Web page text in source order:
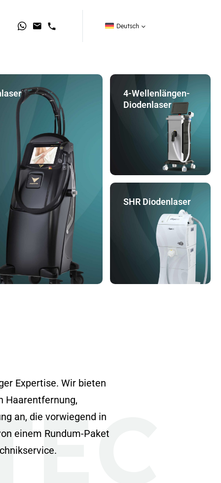
Deutsch
4-Wellenlängen-
Diodenlaser
SHR Diodenlaser
Expertise. Wir bieten
Haarentfernung,
an, die vorwiegend in
einem Rundum-Paket